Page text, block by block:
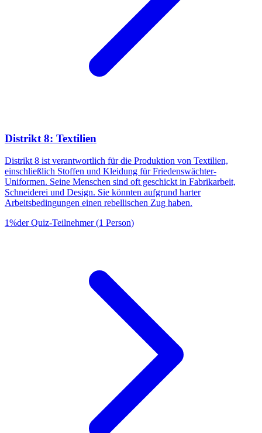
Distrikt 8: Textilien
Distrikt 8 ist verantwortlich für die Produktion von Textilien,
einschließlich Stoffen und Kleidung für Friedenswächter-
Uniformen. Seine Menschen sind oft geschickt in Fabrikarbeit,
Schneiderei und Design. Sie könnten aufgrund harter
Arbeitsbedingungen einen rebellischen Zug haben.
1%der Quiz-Teilnehmer(1 Person)